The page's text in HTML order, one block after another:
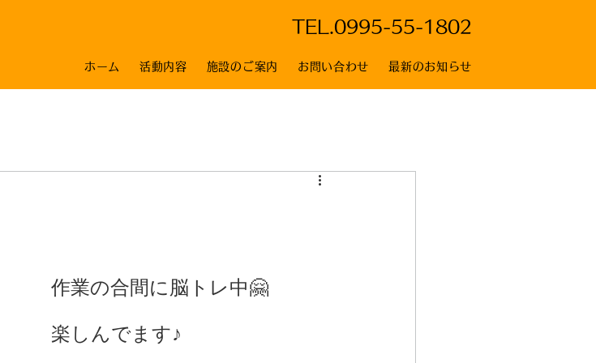
TEL. 0995-55-1802
ホーム 活動内容 施設のご案内 お問い合わせ 最新のお知らせ
作業の合間に脳トレ中🤗
楽しんでます♪